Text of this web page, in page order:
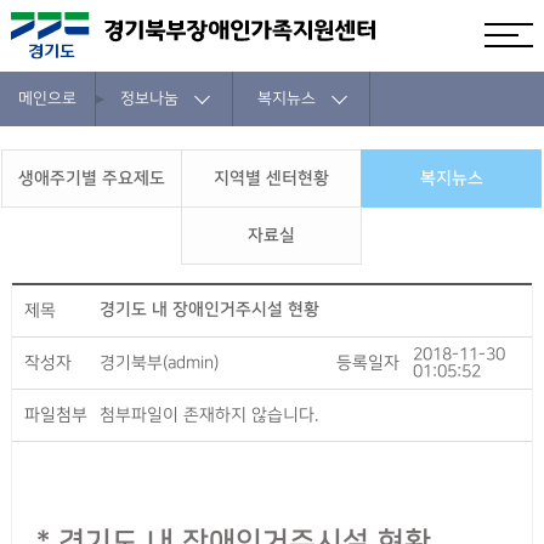
메인으로 정보나눔 복지뉴스
생애주기별 주요제도 지역별 센터현황 복지뉴스
자료실
제목 경기도 내 장애인거주시설 현황
작성자 경기북부(admin) 등록일자
2018-11-30
01:05:52
파일첨부 첨부파일이 존재하지 않습니다.